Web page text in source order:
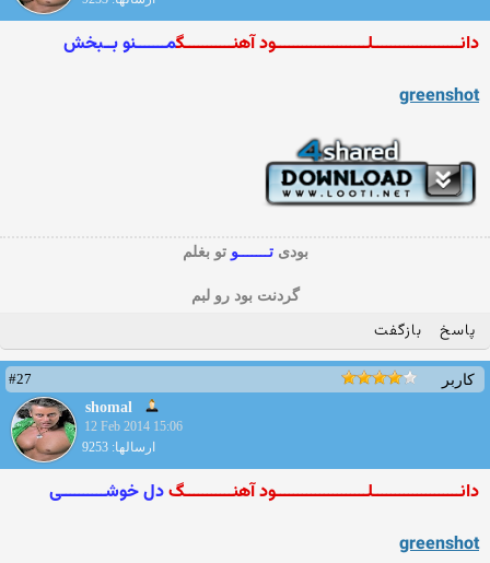
دانــــــــــــــــــــلـــــــــــــــــــــود آهنـــــــــــگمـــــــنو بــبخش
greenshot
بودیتـــــــوتو بغلم
گردنت بود رو لبم
پاسخ بازگفت
کاربر
#27
shomal
12 Feb 2014 15:06
ارسالها: 9253
دانــــــــــــــــــــلـــــــــــــــــــــود آهنـــــــــــگدل خوشــــــــــی
greenshot